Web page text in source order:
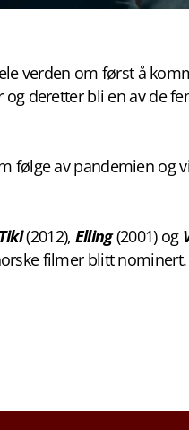
verden om først å
deretter bli en av de
følge av pandemien og
(2012), Elling(2001) og
filmer blitt nominert.